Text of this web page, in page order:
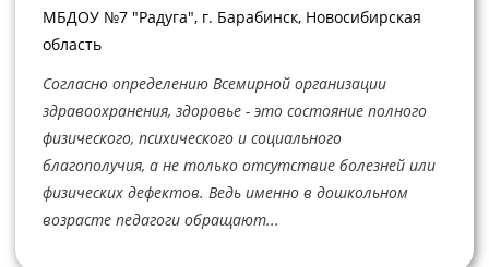
МБДОУ №7 "Радуга", г. Барабинск, Новосибирская
область
Согласно определению Всемирной организации
здравоохранения, здоровье - это состояние полного
физического, психического и социального
благополучия, а не только отсутствие болезней или
физических дефектов. Ведь именно в дошкольном
возрасте педагоги обращают...